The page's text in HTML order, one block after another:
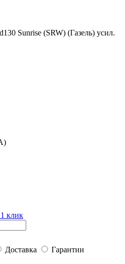
Sunrise (SRW) (Газель) усил.
клик
Доставка
Гарантии